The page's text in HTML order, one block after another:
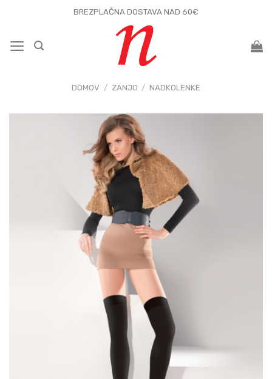
vsebino
BREZPLAČNA DOSTAVA NAD 60€
DOMOV / ZANJO / NADKOLENKE